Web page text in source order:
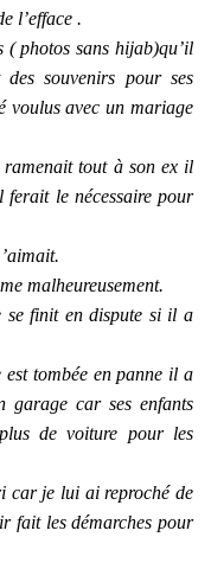
l’efface .
photos sans hijab)qu’il
souvenirs pour ses
voulus avec un mariage
tout à son ex il
ferait le nécessaire pour
malheureusement.
se finit en dispute si il a
tombée en panne il a
car ses enfants
de voiture pour les
car je lui ai reproché de
fait les démarches pour